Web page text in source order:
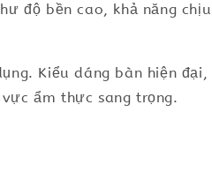
độ bền cao, khả năng chịu
Kiểu dáng bàn hiện
ẩm thực sang trọng.